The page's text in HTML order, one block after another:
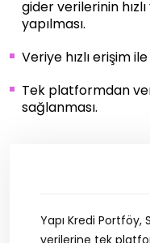
gider verilerinin
yapılması.
Veriye hızlı erişim
Tek platformdan
sağlanması.
Yapı Kredi Portföy,
verilerine tek